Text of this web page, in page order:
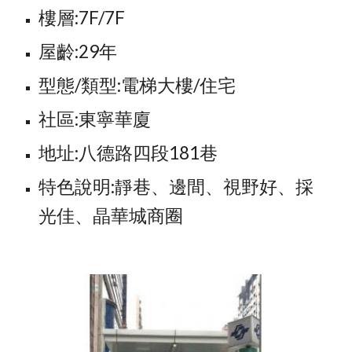
樓層:7F/7F
屋齡:29年
型態/類型:電梯大樓/住宅
社區:東寧華廈
地址:八德路四段181巷
特色說明:靜巷、邊間、視野好、採
光佳、晶華城商圈